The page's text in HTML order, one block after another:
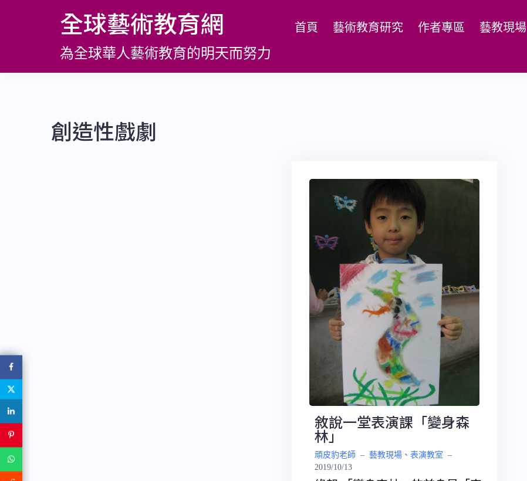
全球藝術教育網
為全球華人藝術教育的明天而努力
首頁 藝術教育研究 作者專區 藝教現場
創造性戲劇
敘說一堂表演課「變身森
林」
頑皮豹老師 – 藝教現場、 表演教室 –
2019/10/13